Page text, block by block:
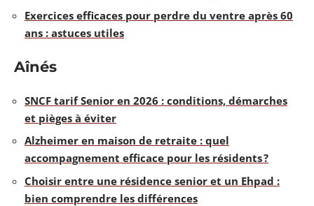
Exercices efficaces pour perdre du ventre après 60
ans : astuces utiles
Aînés
SNCF tarif Senior en 2026 : conditions, démarches
et pièges à éviter
Alzheimer en maison de retraite : quel
accompagnement efficace pour les résidents ?
Choisir entre une résidence senior et un Ehpad :
bien comprendre les différences